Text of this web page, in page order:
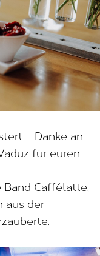
– Danke an
für euren
Band Caffélatte,
aus der